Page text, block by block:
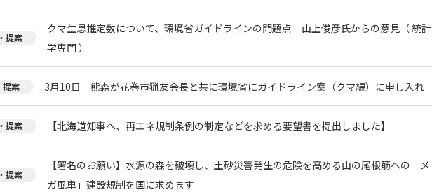
提案
クマ生息推定数について、環境省ガイドラインの問題点 山上俊彦氏からの意見（ 統計
学専門 ）
提案 3月10日 熊森が花巻市猟友会長と共に環境省にガイドライン案（クマ編）に申し入れ
提案 【北海道知事へ、再エネ規制条例の制定などを求める要望書を提出しました】
提案
【署名のお願い】水源の森を破壊し、土砂災害発生の危険を高める山の尾根筋への「メ
ガ風車」建設規制を国に求めます